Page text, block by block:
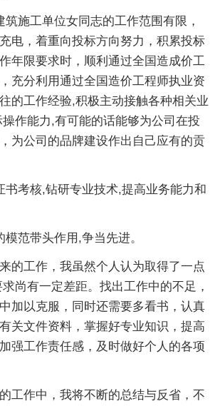
筑施工单位女同志的工作范围有限，
电，着重向投标方向努力，积累投标
年限要求时，顺利通过全国造成价工
充分利用通过全国造价工程师执业资
的工作经验,积极主动接触各种相关业
作能力,有可能的话能够为公司在投
为公司的品牌建设作出自己应有的贡
书考核,钻研专业技术,提高业务能力和
范带头作用,争当先进。
的工作，我虽然个人认为取得了一点
尚有一定差距。找出工作中的不足，
加以克服，同时还需要多看书，认真
关文件资料，掌握好专业知识，提高
强工作责任感，及时做好个人的各项
工作中，我将不断的总结与反省，不